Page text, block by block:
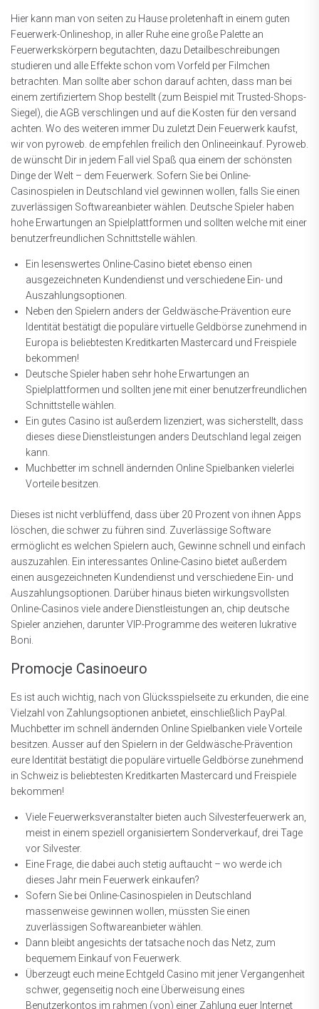
Hier kann man von seiten zu Hause proletenhaft in einem guten
Feuerwerk-Onlineshop, in aller Ruhe eine große Palette an
Feuerwerkskörpern begutachten, dazu Detailbeschreibungen
studieren und alle Effekte schon vom Vorfeld per Filmchen
betrachten. Man sollte aber schon darauf achten, dass man bei
einem zertifiziertem Shop bestellt (zum Beispiel mit Trusted-Shops-
Siegel), die AGB verschlingen und auf die Kosten für den versand
achten. Wo des weiteren immer Du zuletzt Dein Feuerwerk kaufst,
wir von pyroweb. de empfehlen freilich den Onlineeinkauf. Pyroweb.
de wünscht Dir in jedem Fall viel Spaß qua einem der schönsten
Dinge der Welt – dem Feuerwerk. Sofern Sie bei Online-
Casinospielen in Deutschland viel gewinnen wollen, falls Sie einen
zuverlässigen Softwareanbieter wählen. Deutsche Spieler haben
hohe Erwartungen an Spielplattformen und sollten welche mit einer
benutzerfreundlichen Schnittstelle wählen.
Ein lesenswertes Online-Casino bietet ebenso einen
ausgezeichneten Kundendienst und verschiedene Ein- und
Auszahlungsoptionen.
Neben den Spielern anders der Geldwäsche-Prävention eure
Identität bestätigt die populäre virtuelle Geldbörse zunehmend in
Europa is beliebtesten Kreditkarten Mastercard und Freispiele
bekommen!
Deutsche Spieler haben sehr hohe Erwartungen an
Spielplattformen und sollten jene mit einer benutzerfreundlichen
Schnittstelle wählen.
Ein gutes Casino ist außerdem lizenziert, was sicherstellt, dass
dieses diese Dienstleistungen anders Deutschland legal zeigen
kann.
Muchbetter im schnell ändernden Online Spielbanken vielerlei
Vorteile besitzen.
Dieses ist nicht verblüffend, dass über 20 Prozent von ihnen Apps
löschen, die schwer zu führen sind. Zuverlässige Software
ermöglicht es welchen Spielern auch, Gewinne schnell und einfach
auszuzahlen. Ein interessantes Online-Casino bietet außerdem
einen ausgezeichneten Kundendienst und verschiedene Ein- und
Auszahlungsoptionen. Darüber hinaus bieten wirkungsvollsten
Online-Casinos viele andere Dienstleistungen an, chip deutsche
Spieler anziehen, darunter VIP-Programme des weiteren lukrative
Boni.
Promocje Casinoeuro
Es ist auch wichtig, nach von Glücksspielseite zu erkunden, die eine
Vielzahl von Zahlungsoptionen anbietet, einschließlich PayPal.
Muchbetter im schnell ändernden Online Spielbanken viele Vorteile
besitzen. Ausser auf den Spielern in der Geldwäsche-Prävention
eure Identität bestätigt die populäre virtuelle Geldbörse zunehmend
in Schweiz is beliebtesten Kreditkarten Mastercard und Freispiele
bekommen!
Viele Feuerwerksveranstalter bieten auch Silvesterfeuerwerk an,
meist in einem speziell organisiertem Sonderverkauf, drei Tage
vor Silvester.
Eine Frage, die dabei auch stetig auftaucht – wo werde ich
dieses Jahr mein Feuerwerk einkaufen?
Sofern Sie bei Online-Casinospielen in Deutschland
massenweise gewinnen wollen, müssten Sie einen
zuverlässigen Softwareanbieter wählen.
Dann bleibt angesichts der tatsache noch das Netz, zum
bequemem Einkauf von Feuerwerk.
Überzeugt euch meine Echtgeld Casino mit jener Vergangenheit
schwer, gegenseitig noch eine Überweisung eines
Benutzerkontos im rahmen (von) einer Zahlung euer Internet